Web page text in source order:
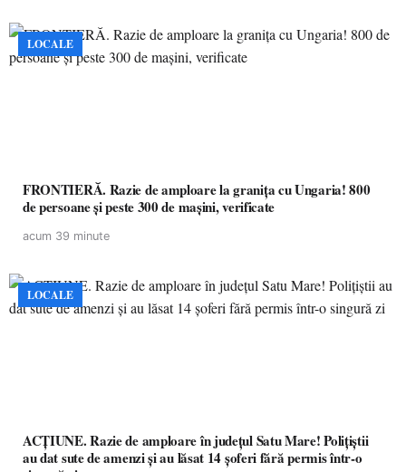
LOCALE
FRONTIERĂ. Razie de amploare la granița cu Ungaria! 800
de persoane și peste 300 de mașini, verificate
acum 39 minute
LOCALE
ACȚIUNE. Razie de amploare în județul Satu Mare! Polițiștii
au dat sute de amenzi și au lăsat 14 șoferi fără permis într-o